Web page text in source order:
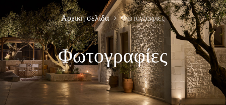
Αρχική σελίδα Φωτογραφίες
Φωτογραφίες